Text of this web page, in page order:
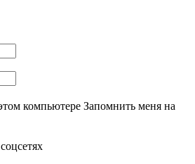
компьютере Запомнить меня на